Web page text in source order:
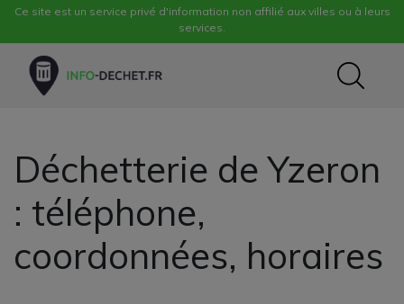
Ce site est un service privé d'information non affilié aux villes ou à leurs
services.
Déchetterie de Yzeron
: téléphone,
coordonnées, horaires